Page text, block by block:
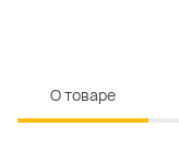
О товаре